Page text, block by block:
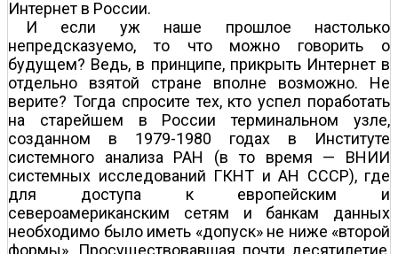
Интернет в России.
И если уж наше прошлое настолько
непредсказуемо, то что можно говорить о
будущем? Ведь, в принципе, прикрыть Интернет в
отдельно взятой стране вполне возможно. Не
верите? Тогда спросите тех, кто успел поработать
на старейшем в России терминальном узле,
созданном в 1979-1980 годах в Институте
системного анализа РАН (в то время — ВНИИ
системных исследований ГКНТ и АН СССР), где
для доступа к европейским и
североамериканским сетям и банкам данных
необходимо было иметь «допуск» не ниже «второй